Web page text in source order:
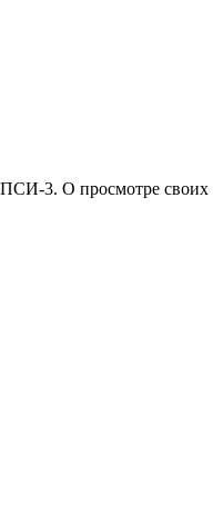
3. О просмотре своих